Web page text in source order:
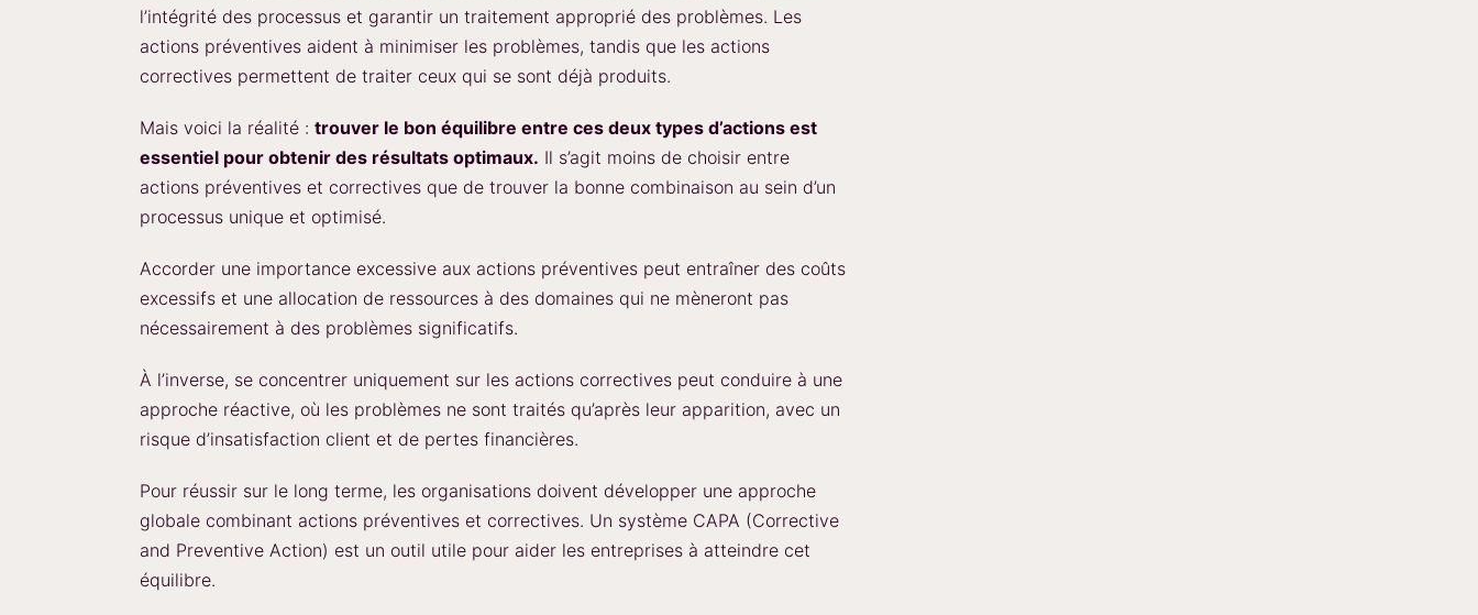
l’intégrité des processus et garantir un traitement approprié des problèmes. Les
actions préventives aident à minimiser les problèmes, tandis que les actions
correctives permettent de traiter ceux qui se sont déjà produits.
Mais voici la réalité :trouver le bon équilibre entre ces deux types d’actions est
essentiel pour obtenir des résultats optimaux. Il s’agit moins de choisir entre
actions préventives et correctives que de trouver la bonne combinaison au sein d’un
processus unique et optimisé.
Accorder une importance excessive aux actions préventives peut entraîner des coûts
excessifs et une allocation de ressources à des domaines qui ne mèneront pas
nécessairement à des problèmes significatifs.
À l’inverse, se concentrer uniquement sur les actions correctives peut conduire à une
approche réactive, où les problèmes ne sont traités qu’après leur apparition, avec un
risque d’insatisfaction client et de pertes financières.
Pour réussir sur le long terme, les organisations doivent développer une approche
globale combinant actions préventives et correctives. Un système CAPA (Corrective
and Preventive Action) est un outil utile pour aider les entreprises à atteindre cet
équilibre.